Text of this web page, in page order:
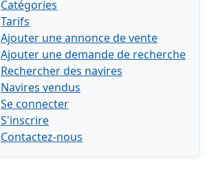
Catégories
Tarifs
Ajouter une annonce de vente
Ajouter une demande de recherche
Rechercher des navires
Navires vendus
Se connecter
S'inscrire
Contactez-nous